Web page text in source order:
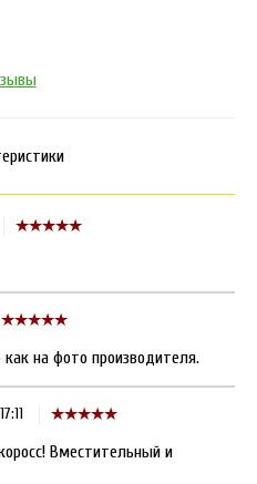
на фото производителя.
Вместительный и